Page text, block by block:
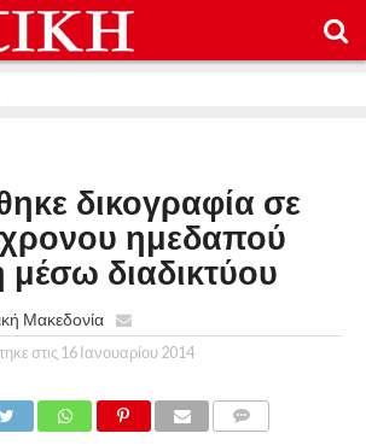
δικογραφία σε
ημεδαπού
μέσω διαδικτύου
Μακεδονία
στις 16 Ιανουαρίου 2014